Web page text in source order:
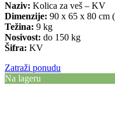
Naziv: Kolica za veš – KV
Dimenzije: 90 x 65 x 80 cm
Težina: 9 kg
Nosivost: do 150 kg
Šifra: KV
Zatraži ponudu
Na lageru